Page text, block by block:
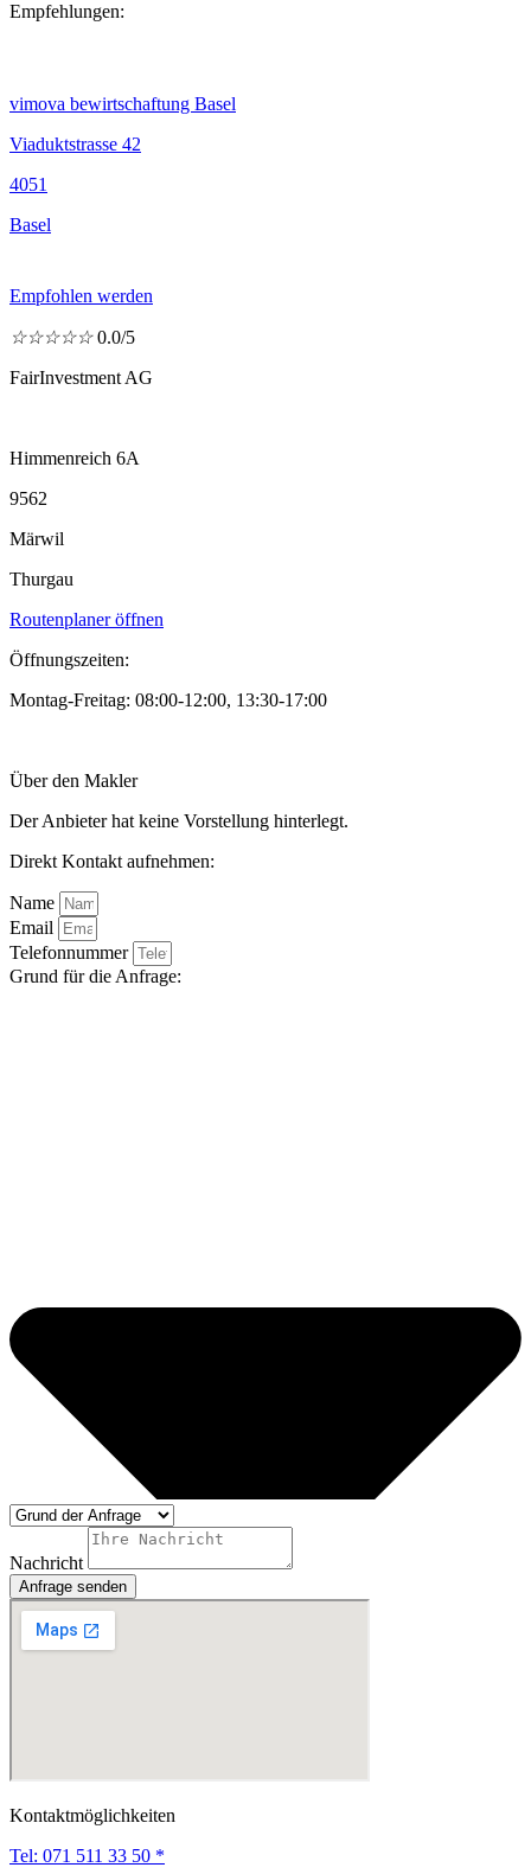
Empfehlungen:
vimova bewirtschaftung Basel
Viaduktstrasse 42
4051
Basel
Empfohlen werden
☆☆☆☆☆ 0.0/5
FairInvestment AG
Himmenreich 6A
9562
Märwil
Thurgau
Routenplaner öffnen
Öffnungszeiten:
Montag-Freitag: 08:00-12:00, 13:30-17:00
Über den Makler
Der Anbieter hat keine Vorstellung hinterlegt.
Direkt Kontakt aufnehmen:
Name
Email
Telefonnummer
Grund für die Anfrage:
Nachricht
Anfrage senden
Kontaktmöglichkeiten
Tel: 071 511 33 50 *